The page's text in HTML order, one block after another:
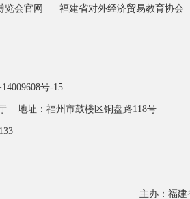
览会官网 福建省对外经济贸易教育协会
号-15
地址：福州市鼓楼区铜盘路118号
主办：福建